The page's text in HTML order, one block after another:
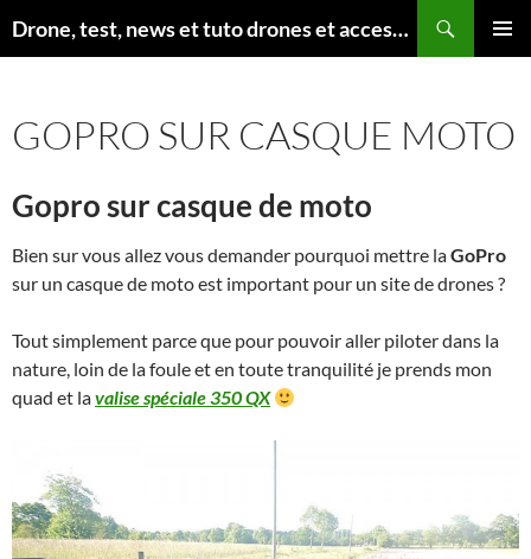
au
Drone, test, news et tuto drones et accessoires
GOPRO SUR CASQUE MOTO
Gopro sur casque de moto
Bien sur vous allez vous demander pourquoi mettre laGoPro
sur un casque de moto est important pour un site de drones ?
Tout simplement parce que pour pouvoir aller piloter dans la
nature, loin de la foule et en toute tranquilité je prends mon
quad et lavalise spéciale 350 QX